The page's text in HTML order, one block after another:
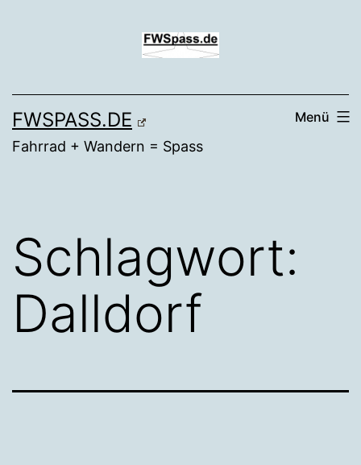
FWSPASS.DE
Fahrrad + Wandern = Spass
Menü
Schlagwort:
Dalldorf